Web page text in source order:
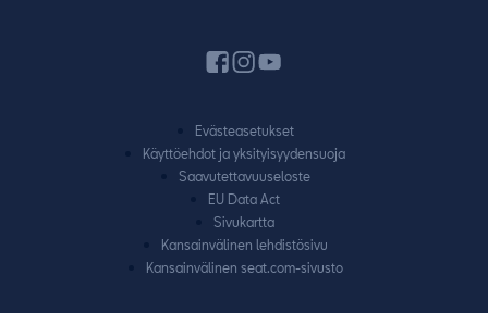
Yhteydenottolomake
Evästeasetukset
Käyttöehdot ja yksityisyydensuoja
Saavutettavuuseloste
EU Data Act
Sivukartta
Kansainvälinen lehdistösivu
Kansainvälinen seat.com-sivusto